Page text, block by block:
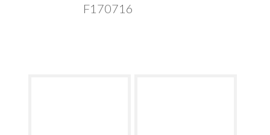
F170716